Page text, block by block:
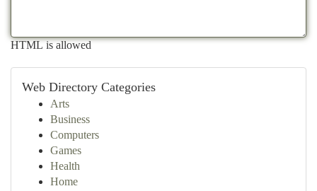
HTML is allowed
Web Directory Categories
Arts
Business
Computers
Games
Health
Home